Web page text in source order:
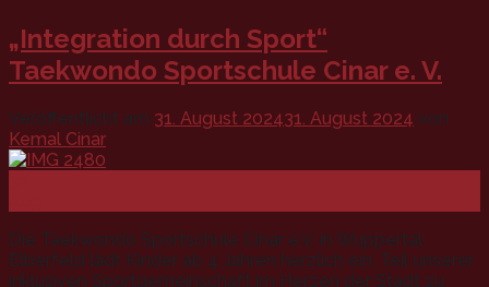
„Integration durch Sport“
Taekwondo Sportschule Cinar e. V.
Veröffentlicht am 31. August 202431. August 2024 von
Kemal Cinar
Die Taekwondo Sportschule Cinar e.V. in Wuppertal
Elberfeld lädt Kinder ab 4 Jahren herzlich ein, Teil unserer
inklusiven Sportgemeinschaft im Herzen der Stadt zu